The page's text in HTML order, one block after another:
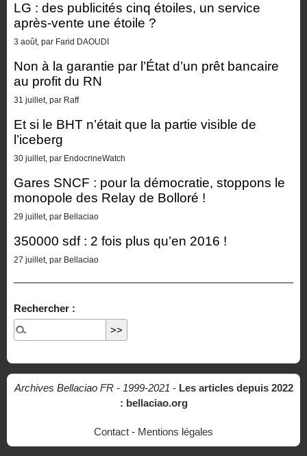
LG : des publicités cinq étoiles, un service
après-vente une étoile ?
3 août, par Farid DAOUDI
Non à la garantie par l’État d’un prêt bancaire
au profit du RN
31 juillet, par Raff
Et si le BHT n’était que la partie visible de
l’iceberg
30 juillet, par EndocrineWatch
Gares SNCF : pour la démocratie, stoppons le
monopole des Relay de Bolloré !
29 juillet, par Bellaciao
350000 sdf : 2 fois plus qu’en 2016 !
27 juillet, par Bellaciao
Rechercher :
Archives Bellaciao FR - 1999-2021 - Les articles depuis 2022
: bellaciao.org
Contact - Mentions légales